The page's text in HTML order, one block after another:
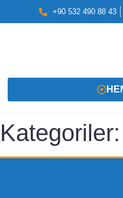
+90 532 490 88 43
Kategoriler: